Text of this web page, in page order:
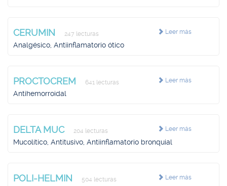
Leer más
CERUMIN 247 lecturas
Analgésico, Antiinflamatorio ótico
Leer más
PROCTOCREM 641 lecturas
Antihemorroidal
Leer más
DELTA MUC 204 lecturas
Mucolítico, Antitusivo, Antiinflamatorio bronquial
Leer más
POLI-HELMIN 504 lecturas